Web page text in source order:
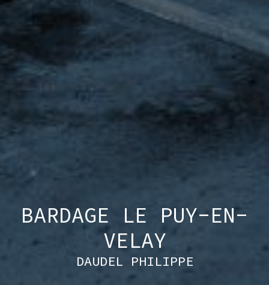
BARDAGE LE PUY-EN-
VELAY
DAUDEL PHILIPPE